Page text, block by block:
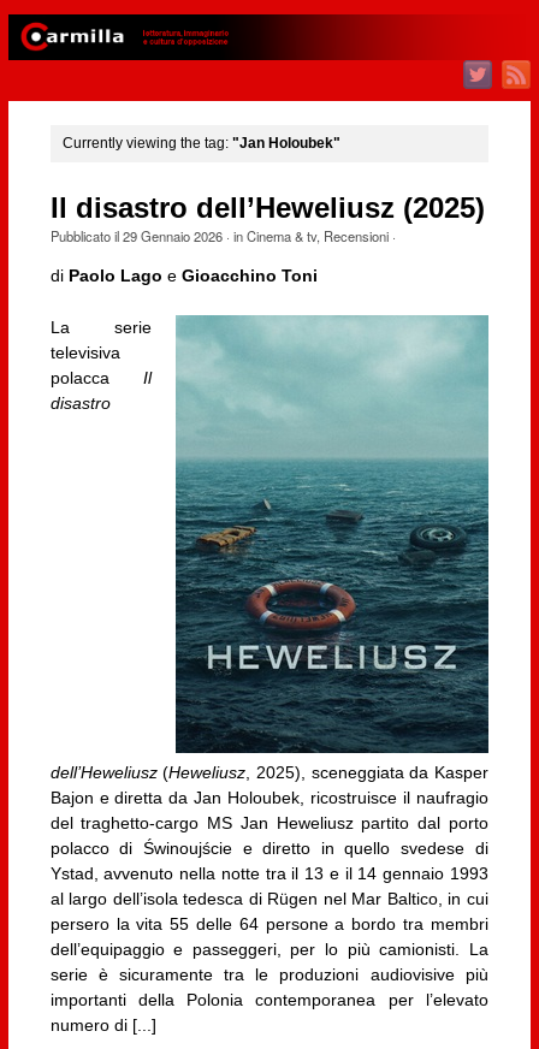
Currently viewing the tag: "Jan Holoubek"
Il disastro dell’Heweliusz (2025)
Pubblicato il29 Gennaio 2026· inCinema & tv, Recensioni·
di Paolo Lago e Gioacchino Toni
La serie
televisiva
polaccaIl
disastro
dell’Heweliusz(Heweliusz , 2025), sceneggiata da Kasper
Bajon e diretta da Jan Holoubek, ricostruisce il naufragio
del traghetto-cargo MS Jan Heweliusz partito dal porto
polacco di Świnoujście e diretto in quello svedese di
Ystad, avvenuto nella notte tra il 13 e il 14 gennaio 1993
al largo dell’isola tedesca di Rügen nel Mar Baltico, in cui
persero la vita 55 delle 64 persone a bordo tra membri
dell’equipaggio e passeggeri, per lo più camionisti. La
serie è sicuramente tra le produzioni audiovisive più
importanti della Polonia contemporanea per l’elevato
numero di [...]